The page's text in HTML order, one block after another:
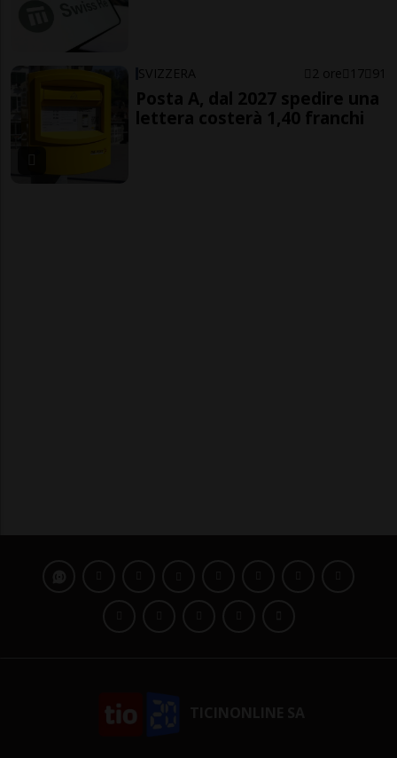
SVIZZERA 2 ore 17 91
Posta A, dal 2027 spedire una
lettera costerà 1,40 franchi